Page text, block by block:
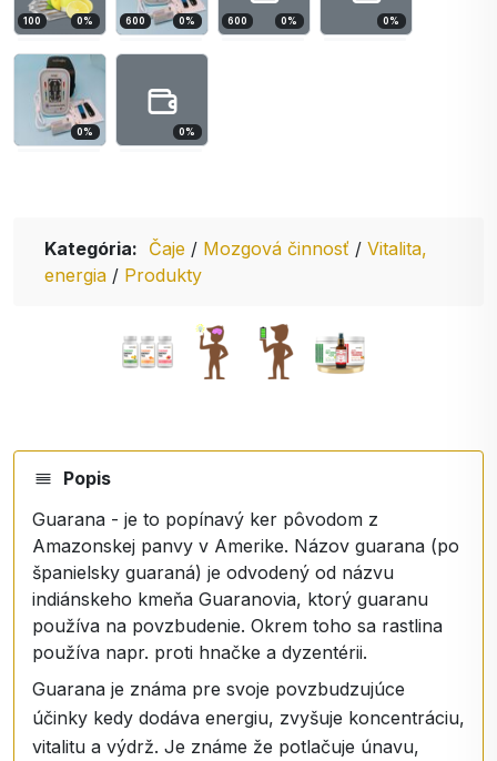
100 0% 600 0% 600 0% 0%
0% 0%
Kategória: Čaje / Mozgová činnosť / Vitalita,
energia / Produkty
Popis
Guarana - je to popínavý ker pôvodom z
Amazonskej panvy v Amerike. Názov guarana (po
španielsky guaraná) je odvodený od názvu
indiánskeho kmeňa Guaranovia, ktorý guaranu
používa na povzbudenie. Okrem toho sa rastlina
používa napr. proti hnačke a dyzentérii.
Guarana je známa pre svoje povzbudzujúce
účinky kedy dodáva energiu, zvyšuje koncentráciu,
vitalitu a výdrž. Je známe že potlačuje únavu,